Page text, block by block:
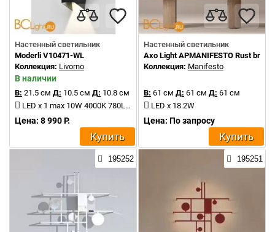
Настенный светильник
Moderli V10471-WL
Коллекция: Livorno
В наличии
В: 21.5 см Д: 10.5 см Д: 10.8 см
LED x 1 max 10W 4000K 780Lm
Цена: 8 990 Р.
Купить
Настенный светильник
Axo Light APMANIFESTO Rust brown
Коллекция: Manifesto
В: 61 см Д: 61 см Д: 61 см
LED x 18.2W
Цена: По запросу
Купить
195252 195251